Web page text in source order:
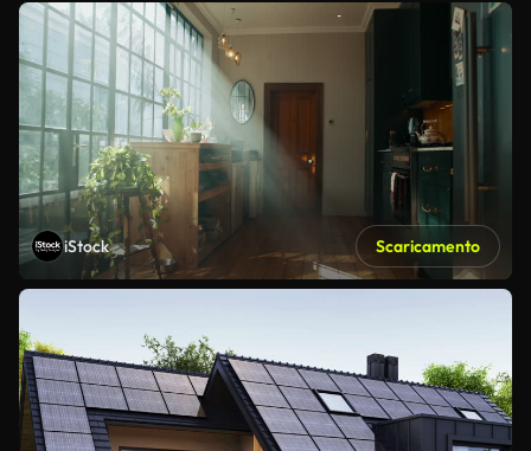
iStock Scaricamento